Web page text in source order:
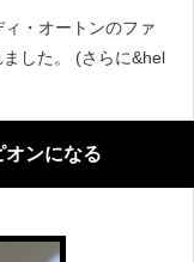
・オートンのファ
した。 (さらに&hel
オンになる